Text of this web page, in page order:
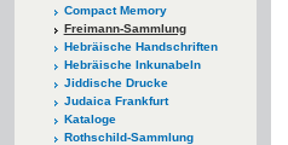
Compact Memory
Freimann-Sammlung
Hebräische Handschriften
Hebräische Inkunabeln
Jiddische Drucke
Judaica Frankfurt
Kataloge
Rothschild-Sammlung